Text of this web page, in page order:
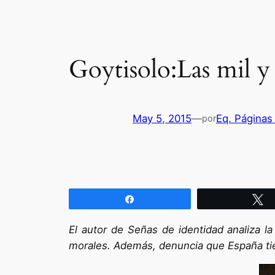
Goytisolo:Las mil
May 5, 2015—porEq.
El autor de Señas de identidad analiza
morales. Además, denuncia que España